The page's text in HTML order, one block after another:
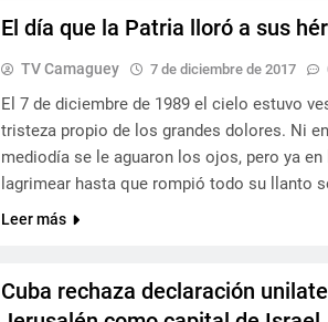
El día que la Patria lloró a sus
TV Camaguey 7 de diciembre de 2017
El 7 de diciembre de 1989 el cielo estuvo
tristeza propio de los grandes dolores. Ni
mediodía se le aguaron los ojos, pero ya en
lagrimear hasta que rompió todo su llanto
Leer más
Cuba rechaza declaración